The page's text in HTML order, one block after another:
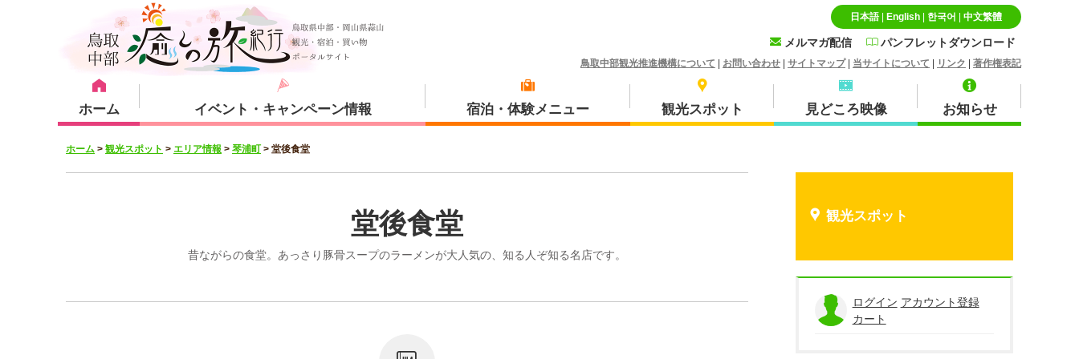
日本語| English| 한국어 中文繁體
メルマガ配信 パンフレットダウンロード
鳥取中部観光推進機構について お問い合わせ サイトマップ| 当サイトについて リンク 著作権表記
ホーム イベント・キャンペーン情報 宿泊・体験メニュー
宿泊・体験メニュー
特産品・お土産品
観光スポット
観光スポット
北栄町
湯梨浜町 三朝町
見どころ映像 お知らせ
ホーム > 観光スポット > エリア情報 > 琴浦町 > 堂後食堂
観光スポット
堂後食堂
昔ながらの食堂。あっさり豚骨スープのラーメンが大人気の、知る人ぞ知る名店です。
ログイン アカウント登録
カート